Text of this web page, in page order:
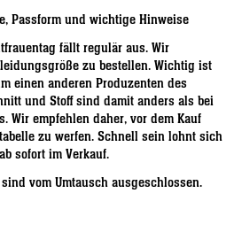
Passform und wichtige Hinweise
fällt regulär aus. Wir
zu bestellen. Wichtig ist
einen anderen Produzenten des
und Stoff sind damit anders als bei
Wir empfehlen daher, vor dem Kauf
zu werfen. Schnell sein lohnt sich
sofort im Verkauf.
vom Umtausch ausgeschlossen.